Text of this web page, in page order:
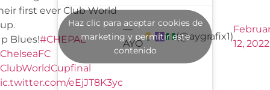
first ever Club World
Blues!#CHEPAL
eEjJT8K3yc
—
AYO
(@aygrafix1)
12, 2022
Haz clic para aceptar cookies de
marketing y permitir este
contenido